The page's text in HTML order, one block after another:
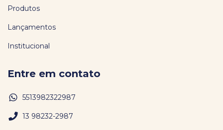
Produtos
Lançamentos
Institucional
Entre em contato
5513982322987
13 98232-2987